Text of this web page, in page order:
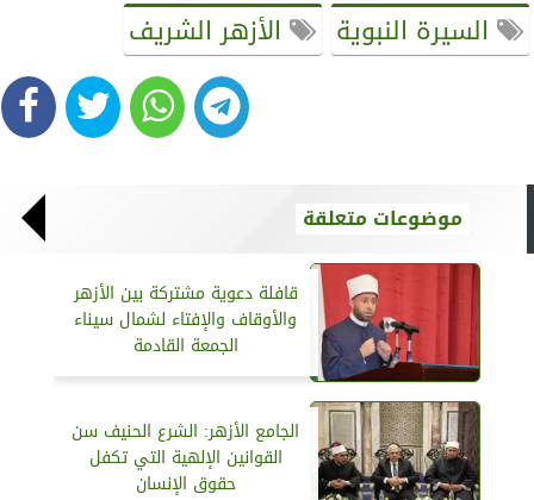
السيرة النبوية
الأزهر الشريف
موضوعات متعلقة
قافلة دعوية مشتركة بين الأزهر
والأوقاف والإفتاء لشمال سيناء
الجمعة القادمة
الجامع الأزهر: الشرع الحنيف سن
القوانين الإلهية التي تكفل
حقوق الإنسان